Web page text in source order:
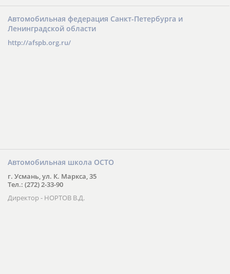
Автомобильная федерация Санкт-Петербурга и
Ленинградской области
http://afspb.org.ru/
Автомобильная школа ОСТО
г. Усмань, ул. К. Маркса, 35
Тел.: (272) 2-33-90
Директор - НОРТОВ В.Д.